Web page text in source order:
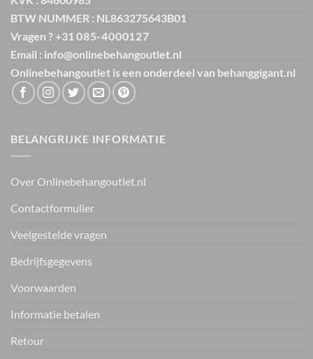
BTW NUMMER : NL863275643B01
Vragen ? +31 085-4000127
Email : info@onlinebehangoutlet.nl
Onlinebehangoutlet is een onderdeel van behanggigant.nl
BELANGRIJKE INFORMATIE
Over Onlinebehangoutlet.nl
Contactformulier
Veelgestelde vragen
Bedrijfsgegevens
Voorwaarden
Informatie betalen
Retour